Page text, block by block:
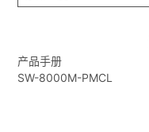
产品手册
SW-8000M-PMCL